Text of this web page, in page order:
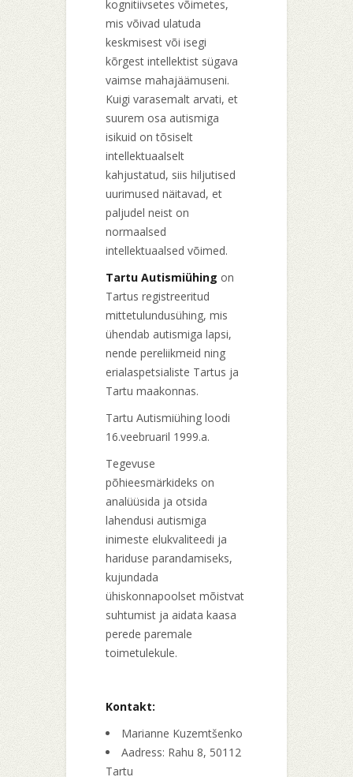
kognitiivsetes võimetes,
mis võivad ulatuda
keskmisest või isegi
kõrgest intellektist sügava
vaimse mahajäämuseni.
Kuigi varasemalt arvati, et
suurem osa autismiga
isikuid on tõsiselt
intellektuaalselt
kahjustatud, siis hiljutised
uurimused näitavad, et
paljudel neist on
normaalsed
intellektuaalsed võimed.
Tartu Autismiühing on
Tartus registreeritud
mittetulundusühing, mis
ühendab autismiga lapsi,
nende pereliikmeid ning
erialaspetsialiste Tartus ja
Tartu maakonnas.
Tartu Autismiühing loodi
16.veebruaril 1999.a.
Tegevuse
põhieesmärkideks on
analüüsida ja otsida
lahendusi autismiga
inimeste elukvaliteedi ja
hariduse parandamiseks,
kujundada
ühiskonnapoolset mõistvat
suhtumist ja aidata kaasa
perede paremale
toimetulekule.
Kontakt:
Marianne Kuzemtšenko
Aadress: Rahu 8, 50112
Tartu